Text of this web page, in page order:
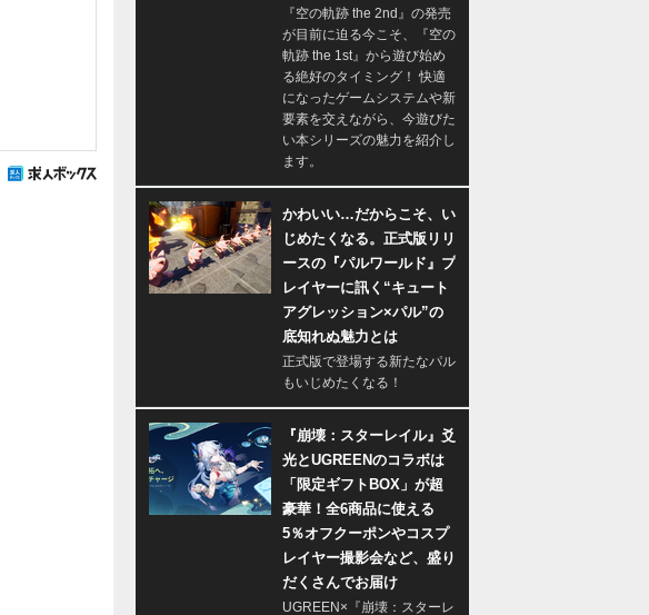
『空の軌跡 the 2nd』の発売
が目前に迫る今こそ、『空の
軌跡 the 1st』から遊び始め
る絶好のタイミング！ 快適
になったゲームシステムや新
要素を交えながら、今遊びた
い本シリーズの魅力を紹介し
ます。
かわいい…だからこそ、い
じめたくなる。正式版リリ
ースの『パルワールド』プ
レイヤーに訊く“キュート
アグレッション×パル”の
底知れぬ魅力とは
正式版で登場する新たなパル
もいじめたくなる！
『崩壊：スターレイル』爻
光とUGREENのコラボは
「限定ギフトBOX」が超
豪華！全6商品に使える
5％オフクーポンやコスプ
レイヤー撮影会など、盛り
だくさんでお届け
UGREEN×『崩壊：スターレ